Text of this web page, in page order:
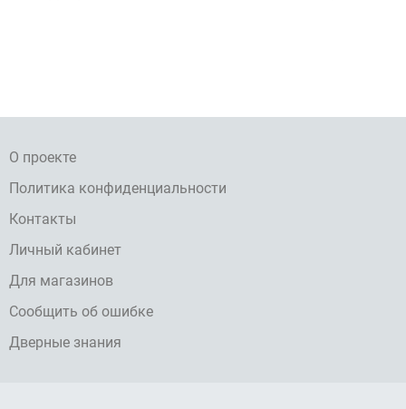
О проекте
Политика конфиденциальности
Контакты
Личный кабинет
Для магазинов
Сообщить об ошибке
Дверные знания